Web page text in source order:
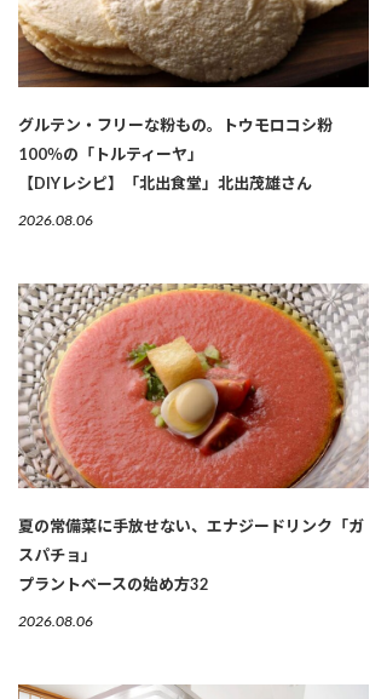
グルテン・フリーな粉もの。トウモロコシ粉
100％の「トルティーヤ」
【DIYレシピ】「北出食堂」北出茂雄さん
2026.08.06
夏の常備菜に手放せない、エナジードリンク「ガ
スパチョ」
プラントベースの始め方32
2026.08.06